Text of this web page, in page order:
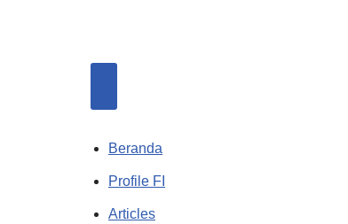
Beranda
Profile FI
Articles